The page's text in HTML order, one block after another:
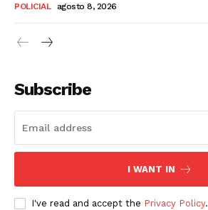
SUSCRIBETE
POLICIAL agosto 8, 2026
Subscribe
I WANT IN
I've read and accept the Privacy Policy.